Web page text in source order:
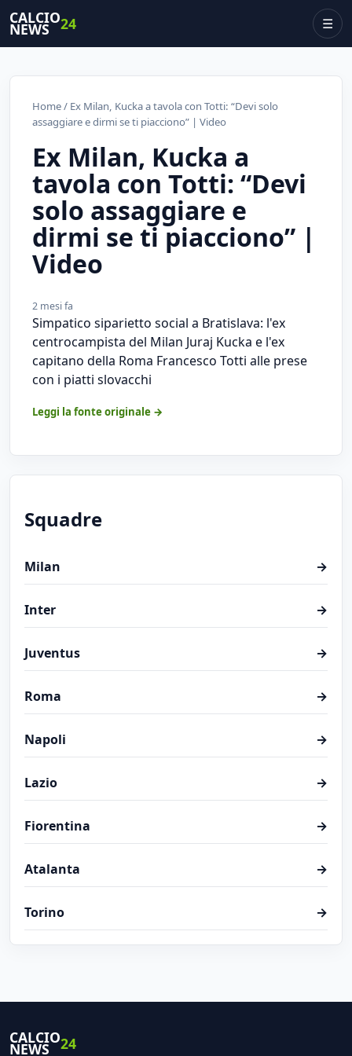
CALCIO
NEWS 24 ☰
Home/ Ex Milan, Kucka a tavola con Totti: “Devi solo
assaggiare e dirmi se ti piacciono” | Video
Ex Milan, Kucka a
tavola con Totti: “Devi
solo assaggiare e
dirmi se ti piacciono” |
Video
2 mesi fa
Simpatico siparietto social a Bratislava: l'ex
centrocampista del Milan Juraj Kucka e l'ex
capitano della Roma Francesco Totti alle prese
con i piatti slovacchi
Leggi la fonte originale →
Squadre
Milan →
Inter →
Juventus →
Roma →
Napoli →
Lazio →
Fiorentina →
Atalanta →
Torino →
CALCIO
NEWS 24